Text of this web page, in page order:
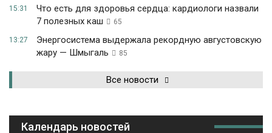
15:31
Что есть для здоровья сердца: кардиологи назвали
7 полезных каш
65
13:27
Энергосистема выдержала рекордную августовскую
жару — Шмыгаль
85
Все новости
Календарь новостей